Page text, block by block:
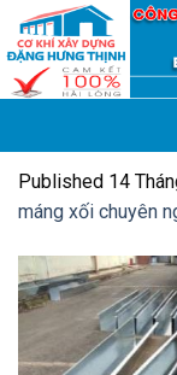
Skip
content
Published 14
máng xối chuyên